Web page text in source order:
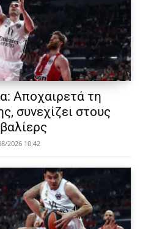
Αποχαιρετά τη
συνεχίζει στους
2026 10:42